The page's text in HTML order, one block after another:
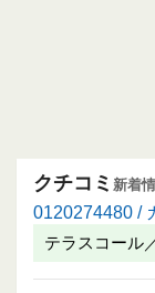
クチコミ 新着
0120274480 /
テラスコール